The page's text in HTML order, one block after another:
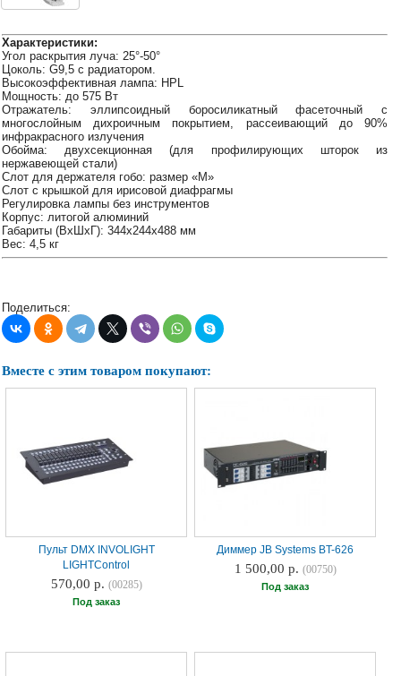
38
jsound.by
Характеристики:
Угол раскрытия луча: 25°-50°
Цоколь: G9,5 с радиатором.
Высокоэффективная лампа: HPL
Мощность: до 575 Вт
Отражатель: эллипсоидный боросиликатный фасеточный с
многослойным дихроичным покрытием, рассеивающий до 90%
инфракрасного излучения
Обойма: двухсекционная (для профилирующих шторок из
нержавеющей стали)
Слот для держателя гобо: размер «М»
Слот с крышкой для ирисовой диафрагмы
Регулировка лампы без инструментов
Корпус: литогой алюминий
Габариты (ВхШхГ): 344х244х488 мм
Вес: 4,5 кг
Поделиться:
Вместе с этим товаром покупают:
Пульт DMX INVOLIGHT
LIGHTControl
570,00 р. (00285)
Под заказ
Диммер JB Systems BT-626
1 500,00 р. (00750)
Под заказ